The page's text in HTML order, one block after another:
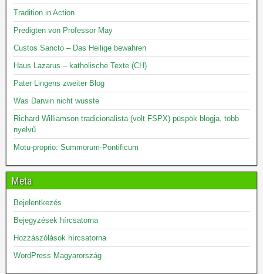
Tradition in Action
Predigten von Professor May
Custos Sancto – Das Heilige bewahren
Haus Lazarus – katholische Texte (CH)
Pater Lingens zweiter Blog
Was Darwin nicht wusste
Richard Williamson tradicionalista (volt FSPX) püspök blogja, több
nyelvű
Motu-proprio: Summorum-Pontificum
Meta
Bejelentkezés
Bejegyzések hírcsatorna
Hozzászólások hírcsatorna
WordPress Magyarország